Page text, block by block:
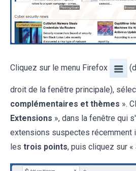
Cliquez sur le menu Firefox
droit de la fenêtre principale),
complémentaires et thèmes ».
Extensions », dans la fenêtre qui
extensions suspectes récemment
les trois points, puis cliquez sur «